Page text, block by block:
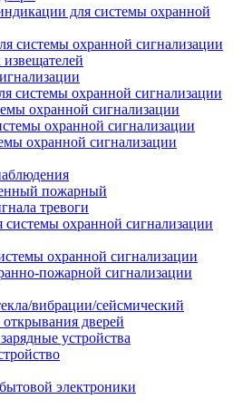
для системы охранной
системы охранной сигнализации
системы охранной сигнализации
охранной сигнализации
охранной сигнализации
охранной сигнализации
пожарный
тревоги
системы охранной сигнализации
охранной сигнализации
пожарной сигнализации
вибрации/сейсмический
открывания дверей
устройства
электроники